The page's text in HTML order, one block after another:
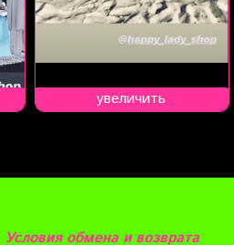
увеличить
Условия обмена и возврата